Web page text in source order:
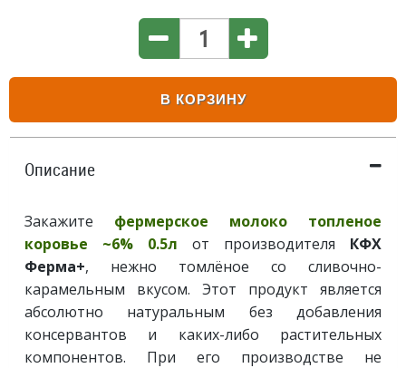
В КОРЗИНУ
Описание
Закажите фермерское молоко топленое
коровье ~6% 0.5л от производителя КФХ
Ферма+, нежно томлёное со сливочно-
карамельным вкусом. Этот продукт является
абсолютно натуральным без добавления
консервантов и каких-либо растительных
компонентов. При его производстве не